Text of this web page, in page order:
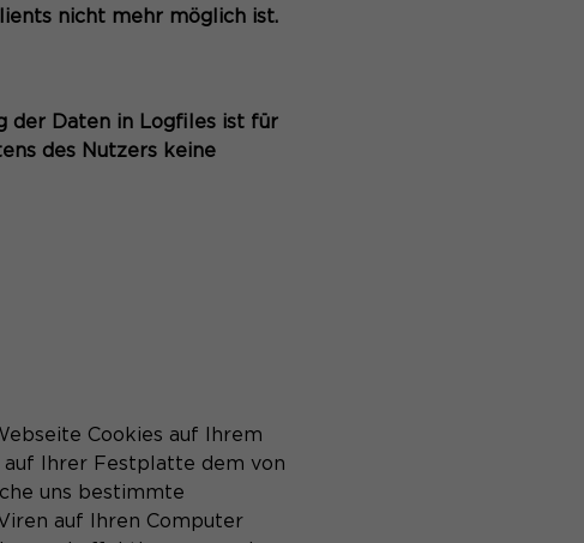
nicht mehr möglich ist.
der Daten in Logfiles ist für
des Nutzers keine
Cookies auf Ihrem
auf Ihrer Festplatte dem von
uns bestimmte
auf Ihren Computer